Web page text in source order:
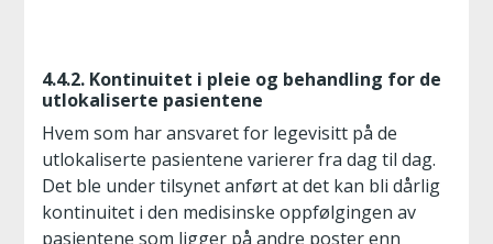
4.4.2. Kontinuitet i pleie og behandling for de
utlokaliserte pasientene
Hvem som har ansvaret for legevisitt på de
utlokaliserte pasientene varierer fra dag til dag.
Det ble under tilsynet anført at det kan bli dårlig
kontinuitet i den medisinske oppfølgingen av
pasientene som ligger på andre poster enn